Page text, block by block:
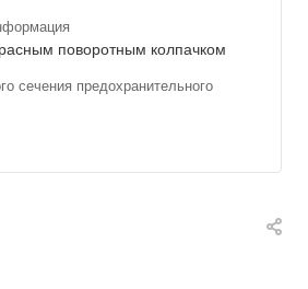
поворотным колпачком
сечения предохранительного